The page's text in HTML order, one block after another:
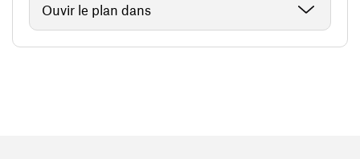
Ouvir le plan dans